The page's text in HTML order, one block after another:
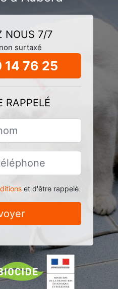
NOUS 7/7
surtaxé
76 25
RAPPELÉ
et d'être rappelé